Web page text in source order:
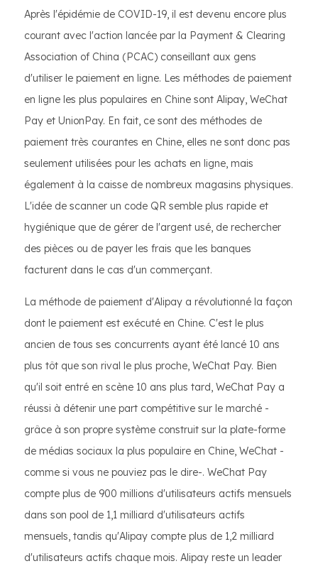
Après l'épidémie de COVID-19, il est devenu encore plus
courant avec l'action lancée par la Payment & Clearing
Association of China (PCAC) conseillant aux gens
d'utiliser le paiement en ligne. Les méthodes de paiement
en ligne les plus populaires en Chine sont Alipay, WeChat
Pay et UnionPay. En fait, ce sont des méthodes de
paiement très courantes en Chine, elles ne sont donc pas
seulement utilisées pour les achats en ligne, mais
également à la caisse de nombreux magasins physiques.
L'idée de scanner un code QR semble plus rapide et
hygiénique que de gérer de l'argent usé, de rechercher
des pièces ou de payer les frais que les banques
facturent dans le cas d'un commerçant.
La méthode de paiement d'Alipay a révolutionné la façon
dont le paiement est exécuté en Chine. C'est le plus
ancien de tous ses concurrents ayant été lancé 10 ans
plus tôt que son rival le plus proche, WeChat Pay. Bien
qu'il soit entré en scène 10 ans plus tard, WeChat Pay a
réussi à détenir une part compétitive sur le marché -
grâce à son propre système construit sur la plate-forme
de médias sociaux la plus populaire en Chine, WeChat -
comme si vous ne pouviez pas le dire-. WeChat Pay
compte plus de 900 millions d'utilisateurs actifs mensuels
dans son pool de 1,1 milliard d'utilisateurs actifs
mensuels, tandis qu'Alipay compte plus de 1,2 milliard
d'utilisateurs actifs chaque mois. Alipay reste un leader
E-COMMERCE
MARKET IN
CHINA